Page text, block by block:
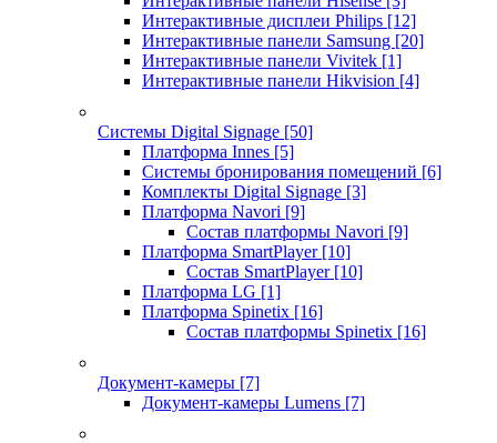
Интерактивные дисплеи Philips [12]
Интерактивные панели Samsung [20]
Интерактивные панели Vivitek [1]
Интерактивные панели Hikvision [4]
Системы Digital Signage [50]
Платформа Innes [5]
Системы бронирования помещений [6]
Комплекты Digital Signage [3]
Платформа Navori [9]
Состав платформы Navori [9]
Платформа SmartPlayer [10]
Состав SmartPlayer [10]
Платформа LG [1]
Платформа Spinetix [16]
Состав платформы Spinetix [16]
Документ-камеры [7]
Документ-камеры Lumens [7]